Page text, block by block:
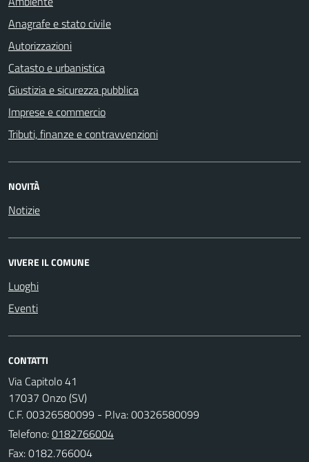
Anagrafe e stato civile
Autorizzazioni
Catasto e urbanistica
Giustizia e sicurezza pubblica
Imprese e commercio
Tributi, finanze e contravvenzioni
NOVITÀ
Notizie
VIVERE IL COMUNE
Luoghi
Eventi
CONTATTI
Via Capitolo 41
17037 Onzo (SV)
C.F. 00326580099 - P.Iva: 00326580099
Telefono:0182766004
Fax: 0182.766004